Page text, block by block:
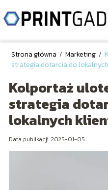
Strona główna / Marketing /
strategia dotarcia do
Kolportaż
strategia
lokalnych
Data publikacji: 2025-01-05